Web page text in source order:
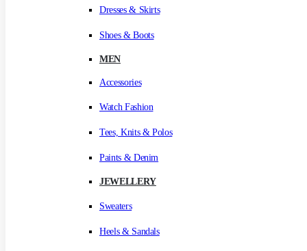
Dresses & Skirts
Shoes & Boots
MEN
Accessories
Watch Fashion
Tees, Knits & Polos
Paints & Denim
JEWELLERY
Sweaters
Heels & Sandals